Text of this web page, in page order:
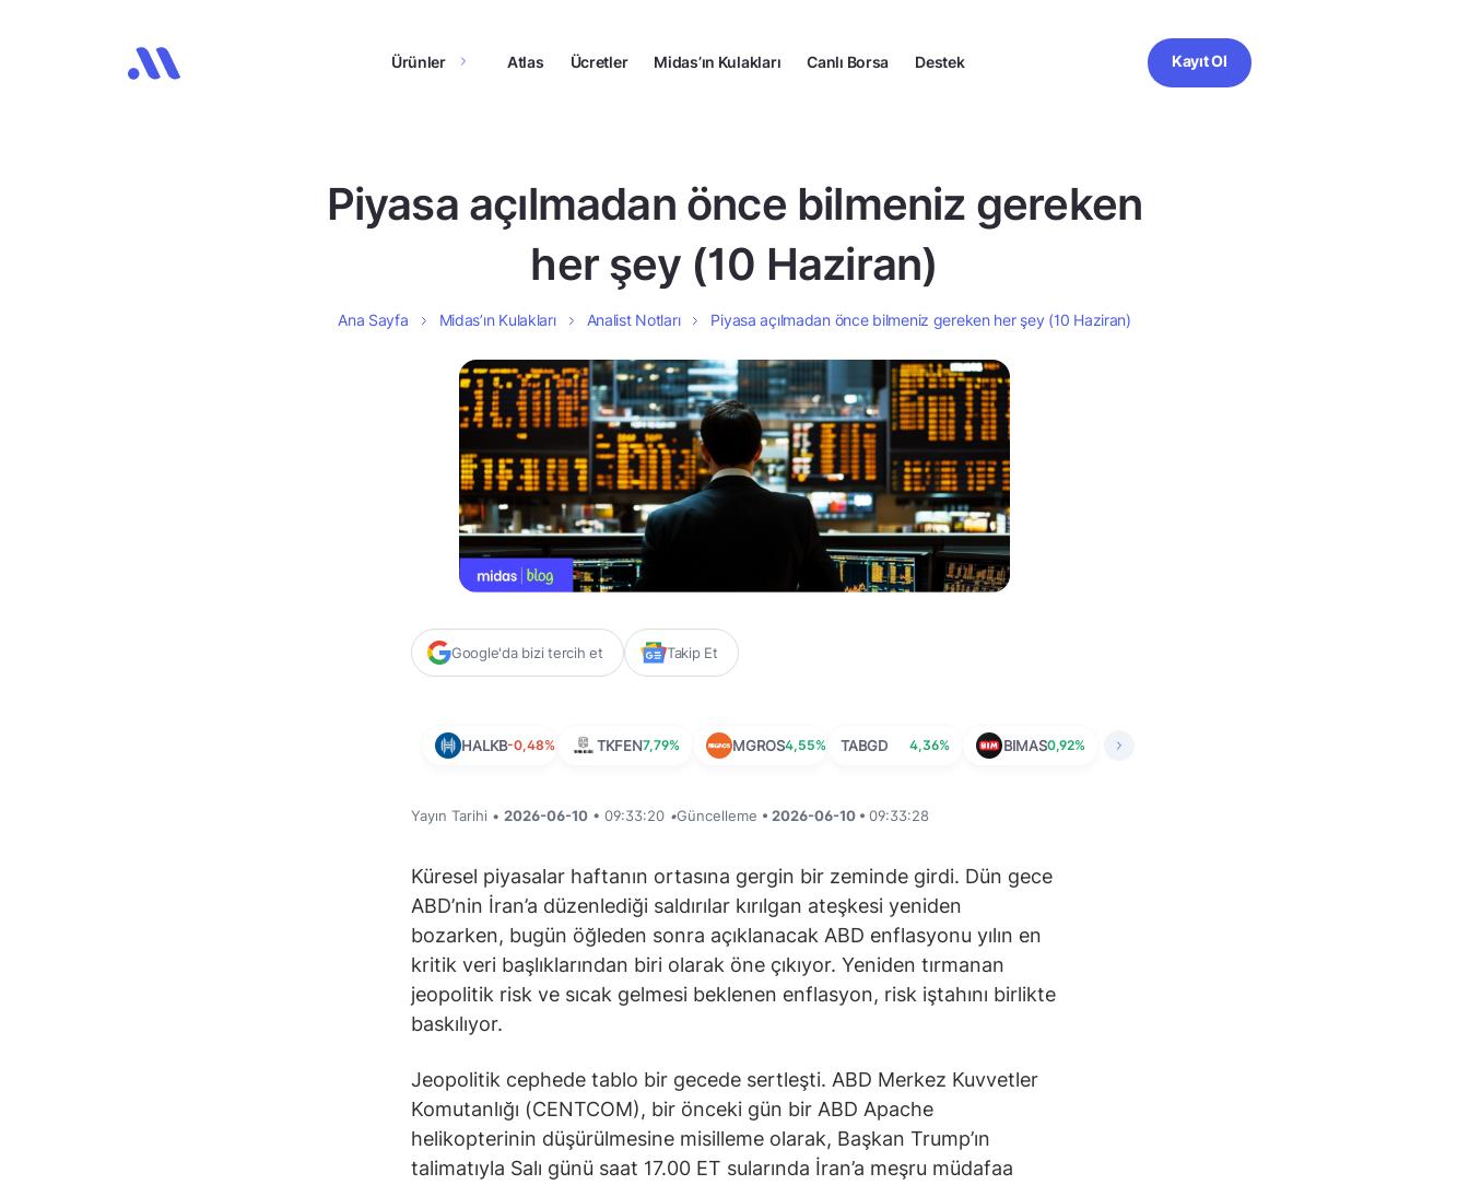
Ürünler Atlas Ücretler Midas’ın Kulakları Canlı Borsa Destek Kayıt Ol
Piyasa açılmadan önce bilmeniz gereken
her şey (10 Haziran)
Ana Sayfa Midas’ın Kulakları Analist Notları Piyasa açılmadan önce bilmeniz gereken her şey (10 Haziran)
Google'da bizi tercih et Takip Et
HALKB-0,48% TKFEN7,79% MGROS4,55% TABGD 4,36% BIMAS0,92%
Yayın Tarihi • 2026-06-10 • 09:33:20 •Güncelleme • 2026-06-10 • 09:33:28
Küresel piyasalar haftanın ortasına gergin bir zeminde girdi. Dün gece
ABD’nin İran’a düzenlediği saldırılar kırılgan ateşkesi yeniden
bozarken, bugün öğleden sonra açıklanacak ABD enflasyonu yılın en
kritik veri başlıklarından biri olarak öne çıkıyor. Yeniden tırmanan
jeopolitik risk ve sıcak gelmesi beklenen enflasyon, risk iştahını birlikte
baskılıyor.
Jeopolitik cephede tablo bir gecede sertleşti. ABD Merkez Kuvvetler
Komutanlığı (CENTCOM), bir önceki gün bir ABD Apache
helikopterinin düşürülmesine misilleme olarak, Başkan Trump’ın
talimatıyla Salı günü saat 17.00 ET sularında İran’a meşru müdafaa